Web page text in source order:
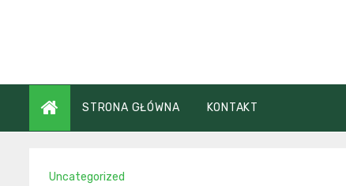
STRONA GŁÓWNA KONTAKT
Uncategorized